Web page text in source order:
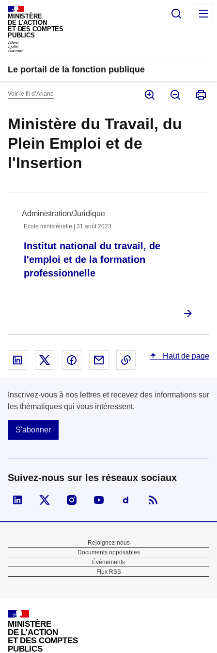
Panneau de gestion des cookies
MINISTÈRE
DE L'ACTION
ET DES COMPTES
PUBLICS
Le portail de la fonction publique
Voir le fil d’Ariane
Ministère du Travail, du
Plein Emploi et de
l'Insertion
Institut national du travail, de
l'emploi et de la formation
professionnelle
Administration/Juridique
Ecole ministérielle | 31 août 2023
Partager sur Linked In - nouvelle fenêtre
Partager sur X - nouvelle fenêtre
Partager sur Facebook - nouvelle
Partager par email - nouvelle
Copier le lien dans le
Haut de page
Inscrivez-vous à nos lettres et recevez des informations sur
les thématiques qui vous intéressent.
S'abonner
Suivez-nous sur les réseaux sociaux
Visiter la page Linked In de fonction publique
Visiter la page X de fonction publique
Visiter la page Instagram de fonction
Visiter la page You Tube de
Visiter la page
Pied
de
Rejoignez-nous
Documents opposables
Évènements
Flux RSS
MINISTÈRE
DE L'ACTION
ET DES COMPTES
PUBLICS